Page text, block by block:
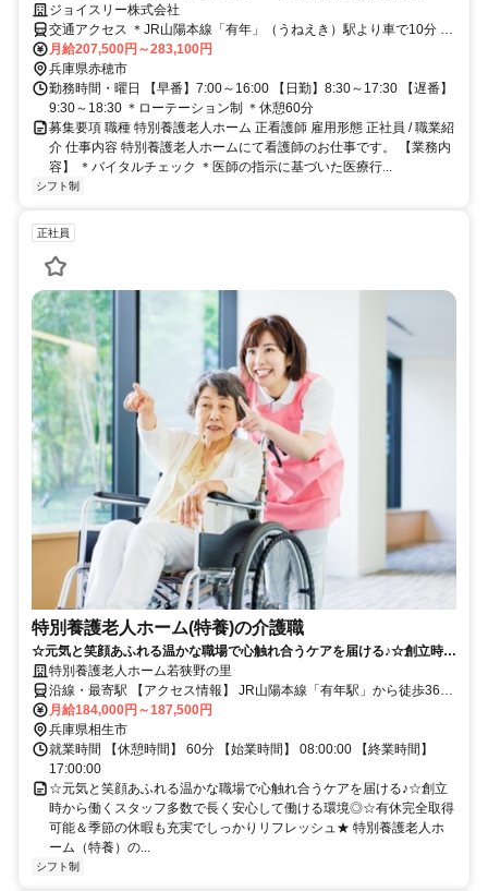
にて看護師募集中です！【イチオシ】
ジョイスリー株式会社
交通アクセス ＊JR山陽本線「有年」（うねえき）駅より車で10分 ＊
JR山陽本線・智頭急行「上郡」駅より車で15分
月給207,500円～283,100円
兵庫県赤穂市
勤務時間・曜日 【早番】7:00～16:00 【日勤】8:30～17:30 【遅番】
9:30～18:30 ＊ローテーション制 ＊休憩60分
募集要項 職種 特別養護老人ホーム 正看護師 雇用形態 正社員 / 職業紹
介 仕事内容 特別養護老人ホームにて看護師のお仕事です。 【業務内
容】 ＊バイタルチェック ＊医師の指示に基づいた医療行...
シフト制
正社員
特別養護老人ホーム(特養)の介護職
☆元気と笑顔あふれる温かな職場で心触れ合うケアを届ける♪☆創立時か
ら働くスタッフ多数で長く安心して働ける環境◎☆有休完全取得可能＆
季節の休暇も充実でしっかりリフレッシュ★
特別養護老人ホーム若狭野の里
沿線・最寄駅 【アクセス情報】 JR山陽本線「有年駅」から徒歩36分
【車通勤】 車通勤可能
月給184,000円～187,500円
兵庫県相生市
就業時間 【休憩時間】 60分 【始業時間】 08:00:00 【終業時間】
17:00:00
☆元気と笑顔あふれる温かな職場で心触れ合うケアを届ける♪☆創立
時から働くスタッフ多数で長く安心して働ける環境◎☆有休完全取得
可能＆季節の休暇も充実でしっかりリフレッシュ★ 特別養護老人ホ
ーム（特養）の...
シフト制